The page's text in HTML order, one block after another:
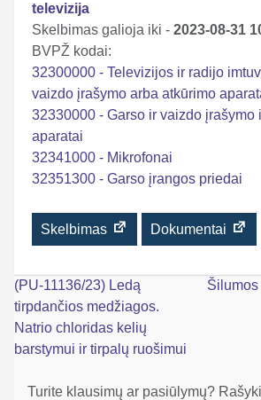
televizija
Skelbimas galioja iki - 2023-08-31
BVPŽ kodai:
32300000 - Televizijos ir radijo
vaizdo įrašymo arba atkūrimo
32330000 - Garso ir vaizdo įrašymo
aparatai
32341000 - Mikrofonai
32351300 - Garso įrangos priedai
Skelbimas Dokumentai
Navigacija
tarp
įrašų
(PU-11136/23) Ledą
tirpdančios medžiagos.
Natrio chloridas kelių
barstymui ir tirpalų ruošimui
Turite klausimų ar pasiūlymų?